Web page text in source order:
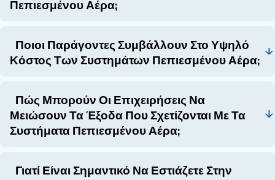
Εστιάζοντας στο συνολικό κόστος ιδιοκτησίας και
βελτιστοποιήσετε την επένδυσή σας και να
μακροπρόθεσμη αποδοτικότητα.
Ερωτήσεις και απαντήσεις